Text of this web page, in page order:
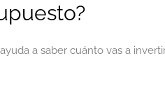
a saber cuánto vas a